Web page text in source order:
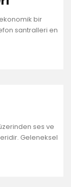
bir
santralleri en
ses ve
Geleneksel